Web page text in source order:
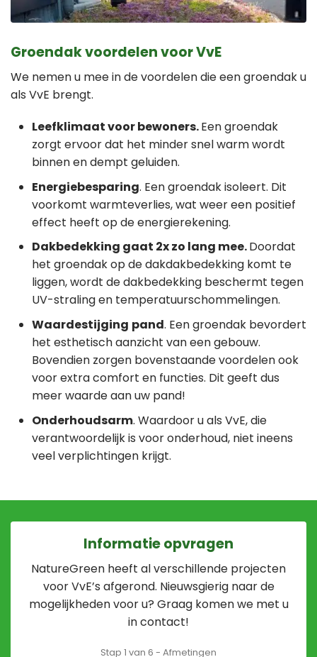
Groendak voordelen voor VvE
We nemen u mee in de voordelen die een groendak u
als VvE brengt.
Leefklimaat voor bewoners.Een groendak
zorgt ervoor dat het minder snel warm wordt
binnen en dempt geluiden.
Energiebesparing. Een groendak isoleert. Dit
voorkomt warmteverlies, wat weer een positief
effect heeft op de energierekening.
Dakbedekking gaat 2x zo lang mee.Doordat
het groendak op de dakdakbedekking komt te
liggen, wordt de dakbedekking beschermt tegen
UV-straling en temperatuurschommelingen.
Waardestijging pand. Een groendak bevordert
het esthetisch aanzicht van een gebouw.
Bovendien zorgen bovenstaande voordelen ook
voor extra comfort en functies. Dit geeft dus
meer waarde aan uw pand!
Onderhoudsarm. Waardoor u als VvE, die
verantwoordelijk is voor onderhoud, niet ineens
veel verplichtingen krijgt.
Informatie opvragen
NatureGreen heeft al verschillende projecten
voor VvE’s afgerond. Nieuwsgierig naar de
mogelijkheden voor u? Graag komen we met u
in contact!
Stap 1 van 6 - Afmetingen